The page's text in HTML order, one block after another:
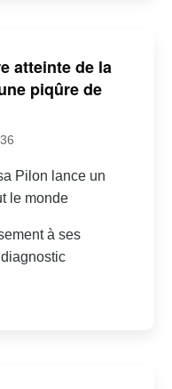
atteinte de la
piqûre de
Pilon lance un
le monde
à ses